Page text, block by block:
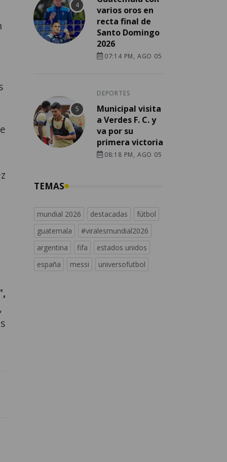
varios oros en
recta final de
Santo Domingo
2026
07:14 PM, AGO 05
DEPORTES
Municipal visita
a Verdes F. C. y
va por su
primera victoria
08:18 PM, AGO 05
TEMAS
mundial 2026 destacadas
fútbol
guatemala
#viralesmundial2026
argentina
fifa
estados unidos
españa
messi universofutbol